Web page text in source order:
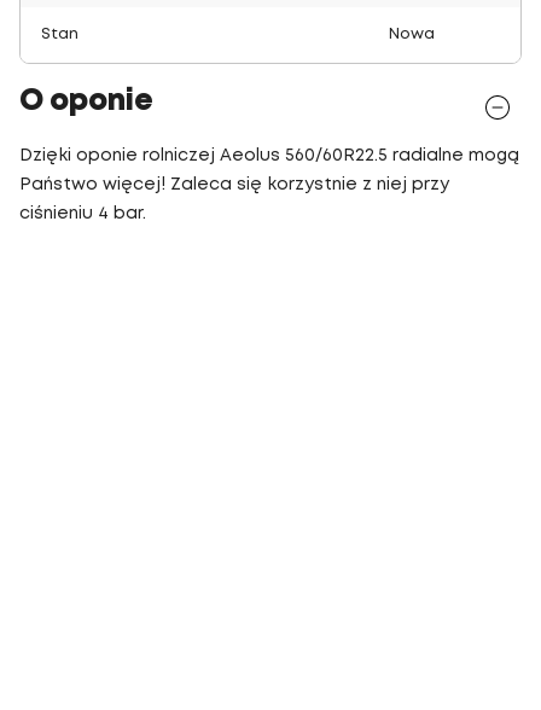
Stan Nowa
O oponie
Dzięki oponie rolniczej Aeolus 560/60R22.5 radialne mogą
Państwo więcej! Zaleca się korzystnie z niej przy
ciśnieniu 4 bar.